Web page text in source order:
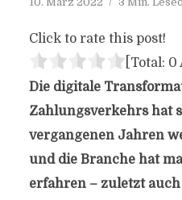
Click to rate this post!
[Total: 0
Die digitale
Zahlungsverkehrs hat
vergangenen Jahren
und die Branche hat
erfahren – zuletzt